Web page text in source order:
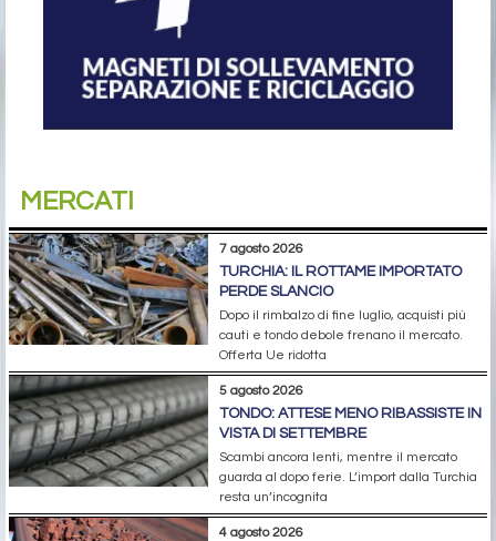
MERCATI
7 agosto 2026
TURCHIA: IL ROTTAME IMPORTATO
PERDE SLANCIO
Dopo il rimbalzo di fine luglio, acquisti più
cauti e tondo debole frenano il mercato.
Offerta Ue ridotta
5 agosto 2026
TONDO: ATTESE MENO RIBASSISTE IN
VISTA DI SETTEMBRE
Scambi ancora lenti, mentre il mercato
guarda al dopo ferie. L’import dalla Turchia
resta un’incognita
4 agosto 2026